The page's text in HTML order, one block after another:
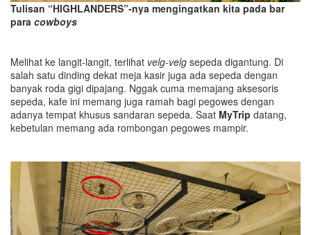
Tulisan “HIGHLANDERS”-nya mengingatkan kita pada bar
para cowboys
Melihat ke langit-langit, terlihat velg-velg sepeda digantung. Di
salah satu dinding dekat meja kasir juga ada sepeda dengan
banyak roda gigi dipajang. Nggak cuma memajang aksesoris
sepeda, kafe ini memang juga ramah bagi pegowes dengan
adanya tempat khusus sandaran sepeda. Saat MyTrip datang,
kebetulan memang ada rombongan pegowes mampir.